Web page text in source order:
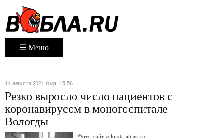
☰ Меню
14 августа 2021 года. 15:56
Резко выросло число пациентов с
коронавирусом в моногоспитале
Вологды
Фото: сайт vologda-oblast.ru